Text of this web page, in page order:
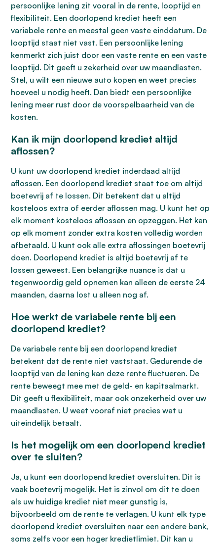
persoonlijke lening zit vooral in de rente, looptijd en
flexibiliteit. Een doorlopend krediet heeft een
variabele rente en meestal geen vaste einddatum. De
looptijd staat niet vast. Een persoonlijke lening
kenmerkt zich juist door een vaste rente en een vaste
looptijd. Dit geeft u zekerheid over uw maandlasten.
Stel, u wilt een nieuwe auto kopen en weet precies
hoeveel u nodig heeft. Dan biedt een persoonlijke
lening meer rust door de voorspelbaarheid van de
kosten.
Kan ik mijn doorlopend krediet altijd
aflossen?
U kunt uw doorlopend krediet inderdaad altijd
aflossen. Een doorlopend krediet staat toe om altijd
boetevrij af te lossen. Dit betekent dat u altijd
kosteloos extra of eerder aflossen mag. U kunt het op
elk moment kosteloos aflossen en opzeggen. Het kan
op elk moment zonder extra kosten volledig worden
afbetaald. U kunt ook alle extra aflossingen boetevrij
doen. Doorlopend krediet is altijd boetevrij af te
lossen geweest. Een belangrijke nuance is dat u
tegenwoordig geld opnemen kan alleen de eerste 24
maanden, daarna lost u alleen nog af.
Hoe werkt de variabele rente bij een
doorlopend krediet?
De variabele rente bij een doorlopend krediet
betekent dat de rente niet vaststaat. Gedurende de
looptijd van de lening kan deze rente fluctueren. De
rente beweegt mee met de geld- en kapitaalmarkt.
Dit geeft u flexibiliteit, maar ook onzekerheid over uw
maandlasten. U weet vooraf niet precies wat u
uiteindelijk betaalt.
Is het mogelijk om een doorlopend krediet
over te sluiten?
Ja, u kunt een doorlopend krediet oversluiten. Dit is
vaak boetevrij mogelijk. Het is zinvol om dit te doen
als uw huidige krediet niet meer gunstig is,
bijvoorbeeld om de rente te verlagen. U kunt elk type
doorlopend krediet oversluiten naar een andere bank,
soms zelfs voor een hoger kredietlimiet. Dit kan u